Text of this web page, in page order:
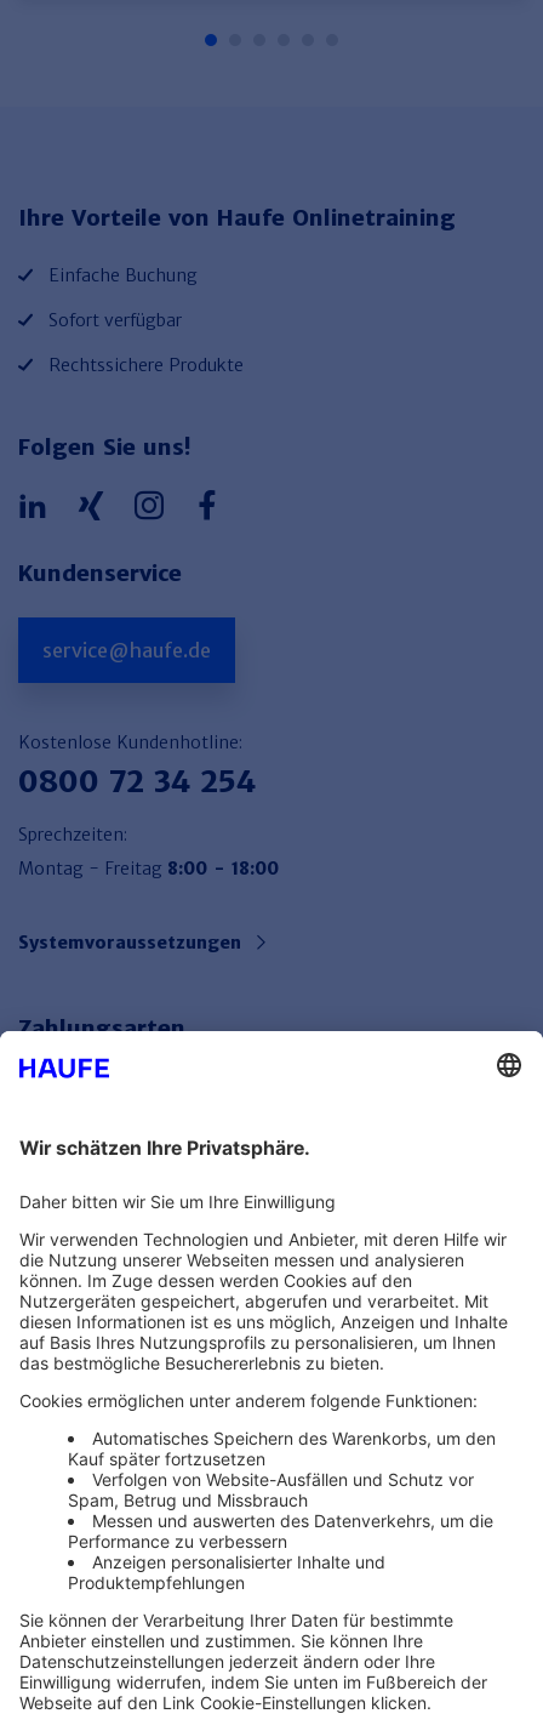
Ihre Vorteile von Haufe Onlinetraining
Einfache Buchung
Sofort verfügbar
Rechtssichere Produkte
Folgen Sie uns!
Kundenservice
service@haufe.de
Kostenlose Kundenhotline:
0800 72 34 254
Sprechzeiten:
Montag - Freitag 8:00 - 18:00
Systemvoraussetzungen
Zahlungsarten
Themenwelten und Produktschulungen
Haufe Group
Impressum AGBDatenschutzCookie-Einstellungen verwalten